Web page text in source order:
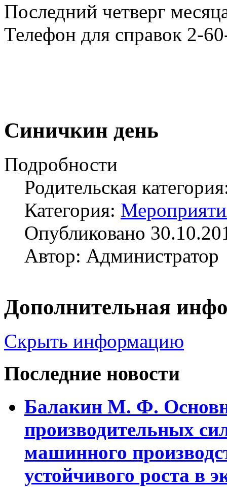
Последний четверг
Телефон для справок 2-
Синичкин день
Подробности
Родительская
Категория:
Опубликовано
Автор: Администратор
Дополнительная
Скрыть информацию
Последние новости
Балакин М. Ф.
пpоизводительных
машинного
устойчивого pоста в